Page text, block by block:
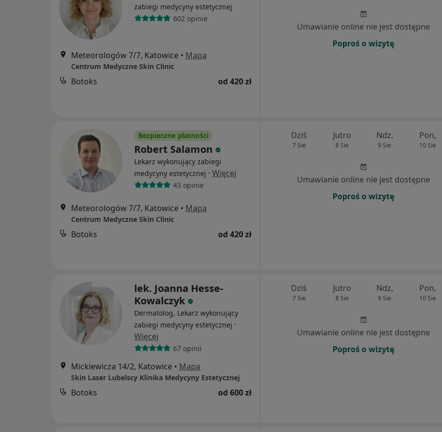
zabiegi medycyny estetycznej
602 opinie
Meteorologów 7/7, Katowice • Mapa
Centrum Medyczne Skin Clinic
Botoks od 420 zł
Umawianie online nie jest dostępne
Poproś o wizytę
Bezpieczne płatności
Robert Salamon
Lekarz wykonujący zabiegi
medycyny estetycznej · Więcej
43 opinie
Meteorologów 7/7, Katowice • Mapa
Centrum Medyczne Skin Clinic
Botoks od 420 zł
Dziś
7 Sie
Jutro
8 Sie
Ndz,
9 Sie
Pon,
10 Sie
Umawianie online nie jest dostępne
Poproś o wizytę
lek. Joanna Hesse-
Kowalczyk
Dermatolog, Lekarz wykonujący
zabiegi medycyny estetycznej ·
Więcej
67 opinii
Mickiewicza 14/2, Katowice • Mapa
Skin Laser Lubelscy Klinika Medycyny Estetycznej
Botoks od 600 zł
Dziś
7 Sie
Jutro
8 Sie
Ndz,
9 Sie
Pon,
10 Sie
Umawianie online nie jest dostępne
Poproś o wizytę